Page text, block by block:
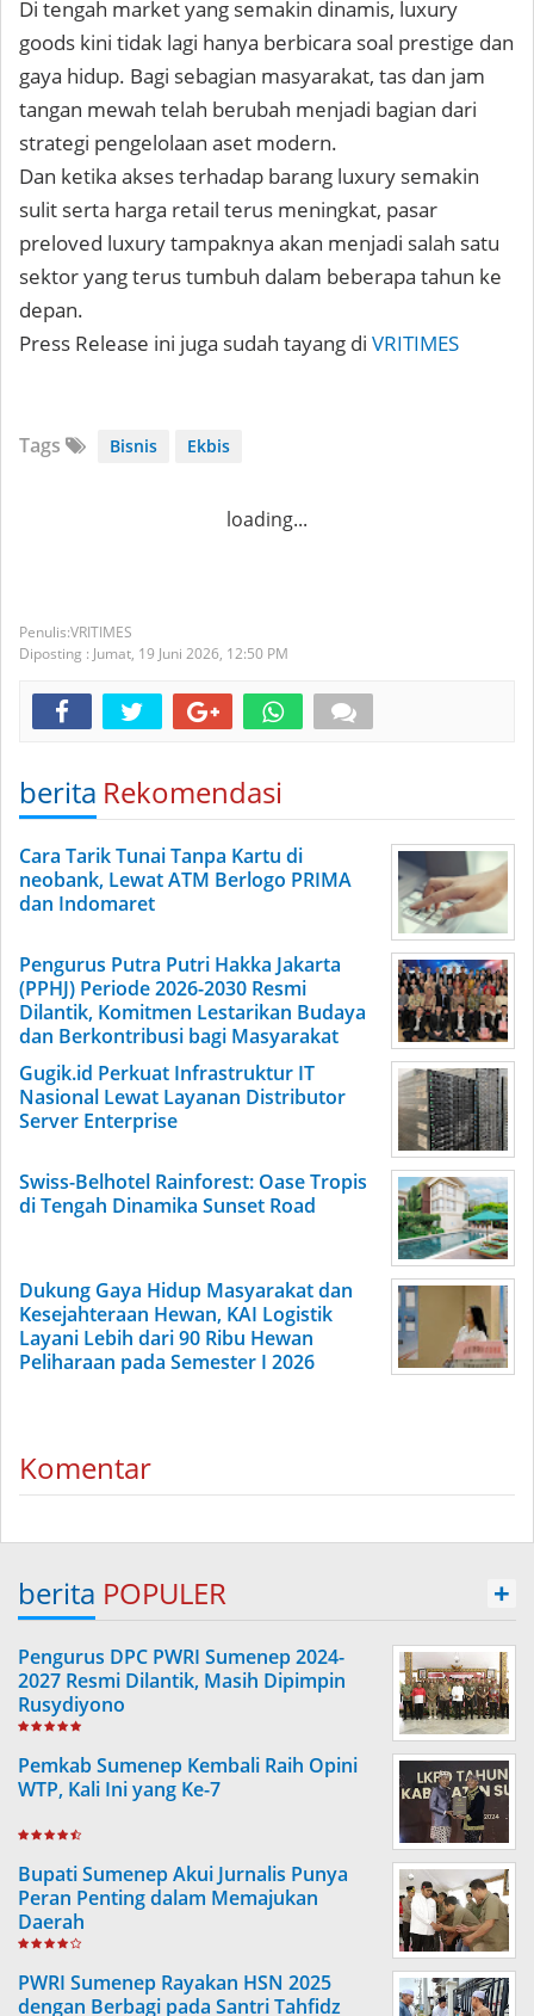
Di tengah market yang semakin dinamis, luxury
goods kini tidak lagi hanya berbicara soal prestige dan
gaya hidup. Bagi sebagian masyarakat, tas dan jam
tangan mewah telah berubah menjadi bagian dari
strategi pengelolaan aset modern.
Dan ketika akses terhadap barang luxury semakin
sulit serta harga retail terus meningkat, pasar
preloved luxury tampaknya akan menjadi salah satu
sektor yang terus tumbuh dalam beberapa tahun ke
depan.
Press Release ini juga sudah tayang di VRITIMES
Tags Bisnis Ekbis
loading...
VRITIMES
Diposting : Jumat, 19 Juni 2026, 12:50 PM
berita Rekomendasi
Cara Tarik Tunai Tanpa Kartu di
neobank, Lewat ATM Berlogo PRIMA
dan Indomaret
Pengurus Putra Putri Hakka Jakarta
(PPHJ) Periode 2026-2030 Resmi
Dilantik, Komitmen Lestarikan Budaya
dan Berkontribusi bagi Masyarakat
Gugik.id Perkuat Infrastruktur IT
Nasional Lewat Layanan Distributor
Server Enterprise
Swiss-Belhotel Rainforest: Oase Tropis
di Tengah Dinamika Sunset Road
Dukung Gaya Hidup Masyarakat dan
Kesejahteraan Hewan, KAI Logistik
Layani Lebih dari 90 Ribu Hewan
Peliharaan pada Semester I 2026
Komentar
berita POPULER +
Pengurus DPC PWRI Sumenep 2024-
2027 Resmi Dilantik, Masih Dipimpin
Rusydiyono
Pemkab Sumenep Kembali Raih Opini
WTP, Kali Ini yang Ke-7
Bupati Sumenep Akui Jurnalis Punya
Peran Penting dalam Memajukan
Daerah
PWRI Sumenep Rayakan HSN 2025
dengan Berbagi pada Santri Tahfidz